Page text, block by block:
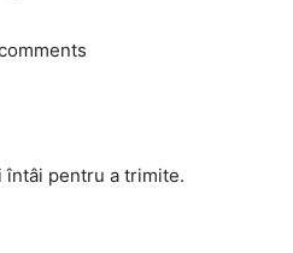
întâi pentru a trimite.